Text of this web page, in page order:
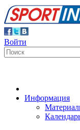
Войти
Информация